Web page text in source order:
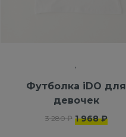
Футболка iDO для
девочек
3 280 ₽ 1 968 ₽